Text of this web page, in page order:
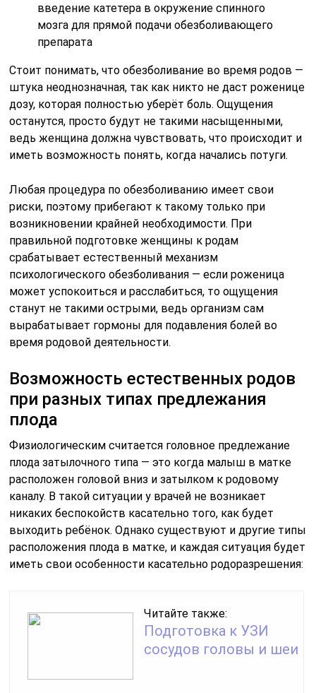
введение катетера в окружение спинного
мозга для прямой подачи обезболивающего
препарата
Стоит понимать, что обезболивание во время родов —
штука неоднозначная, так как никто не даст роженице
дозу, которая полностью уберёт боль. Ощущения
останутся, просто будут не такими насыщенными,
ведь женщина должна чувствовать, что происходит и
иметь возможность понять, когда начались потуги.
Любая процедура по обезболиванию имеет свои
риски, поэтому прибегают к такому только при
возникновении крайней необходимости. При
правильной подготовке женщины к родам
срабатывает естественный механизм
психологического обезболивания — если роженица
может успокоиться и расслабиться, то ощущения
станут не такими острыми, ведь организм сам
вырабатывает гормоны для подавления болей во
время родовой деятельности.
Возможность естественных родов
при разных типах предлежания
плода
Физиологическим считается головное предлежание
плода затылочного типа — это когда малыш в матке
расположен головой вниз и затылком к родовому
каналу. В такой ситуации у врачей не возникает
никаких беспокойств касательно того, как будет
выходить ребёнок. Однако существуют и другие типы
расположения плода в матке, и каждая ситуация будет
иметь свои особенности касательно родоразрешения:
Читайте также:
Подготовка к УЗИ
сосудов головы и шеи